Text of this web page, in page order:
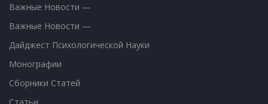
Важные Новости —
Важные Новости —
Дайджест Психологической Науки
Монографии
Сборники Статей